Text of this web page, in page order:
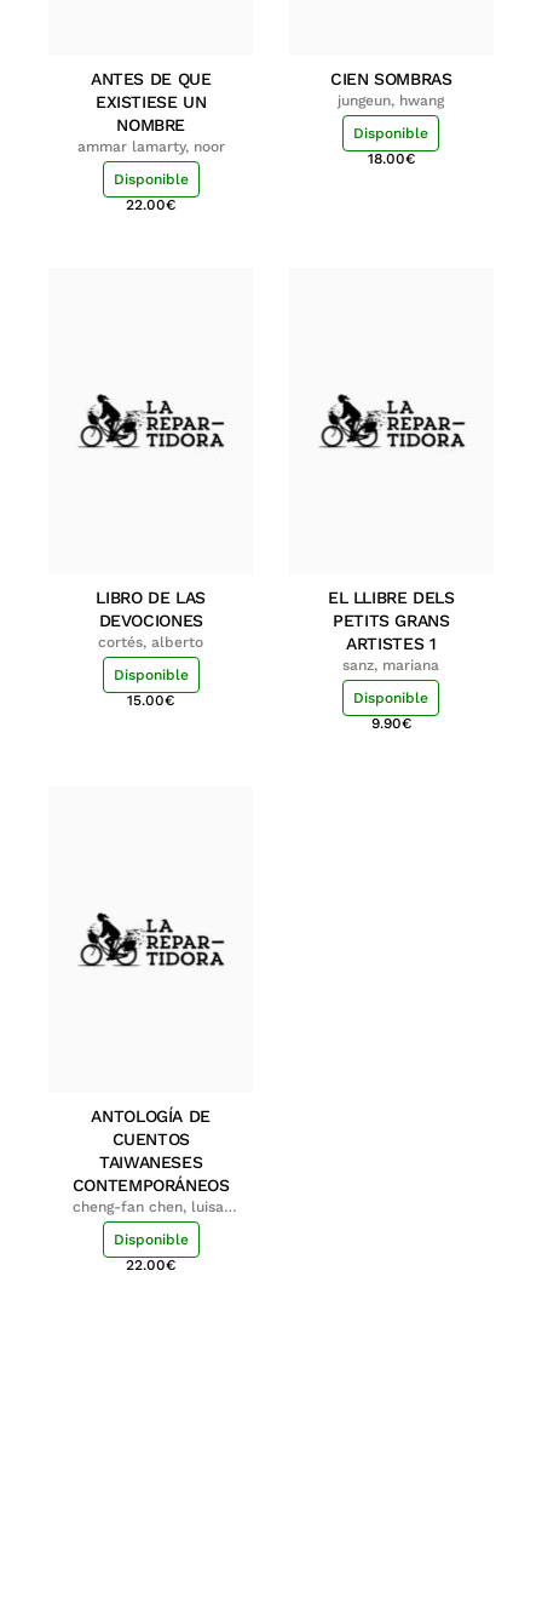
ANTES DE QUE
EXISTIESE UN
NOMBRE
ammar lamarty, noor
Disponible
22.00€
CIEN SOMBRAS
jungeun, hwang
Disponible
18.00€
LIBRO DE LAS
DEVOCIONES
cortés, alberto
Disponible
15.00€
EL LLIBRE DELS
PETITS GRANS
ARTISTES 1
sanz, mariana
Disponible
9.90€
ANTOLOGÍA DE
CUENTOS
TAIWANESES
CONTEMPORÁNEOS
cheng-fan chen, luisa;
shu-ying chang, luisa
Disponible
22.00€